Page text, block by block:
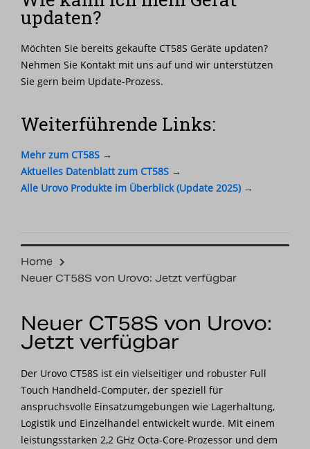
updaten?
Möchten Sie bereits gekaufte CT58S Geräte updaten?
Nehmen Sie Kontakt mit uns auf und wir unterstützen
Sie gern beim Update-Prozess.
Weiterführende Links:
Mehr zum CT58S →
Aktuelles Datenblatt zum CT58S →
Alle Urovo Produkte im Überblick (Update 2025) →
Home
Neuer CT58S von Urovo: Jetzt verfügbar
Neuer CT58S von Urovo:
Jetzt verfügbar
Der Urovo CT58S ist ein vielseitiger und robuster Full
Touch Handheld-Computer, der speziell für
anspruchsvolle Einsatzumgebungen wie Lagerhaltung,
Logistik und Einzelhandel entwickelt wurde. Mit einem
leistungsstarken 2,2 GHz Octa-Core-Prozessor und dem